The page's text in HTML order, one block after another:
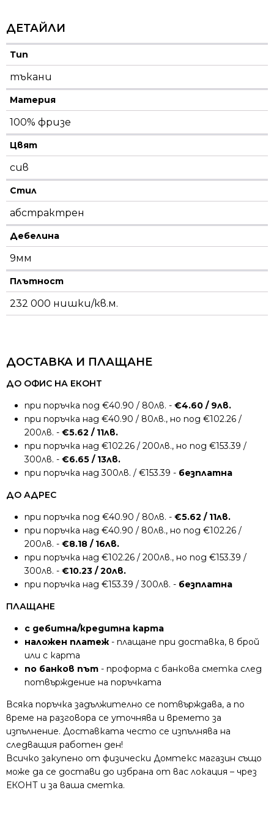
ДЕТАЙЛИ
Тип
тъкани
Материя
100% фризе
Цвят
сив
Стил
абстрактрен
Дебелина
9мм
Плътност
232 000 нишки/кв.м.
ДОСТАВКА И ПЛАЩАНЕ
ДО ОФИС НА ЕКОНТ
при поръчка под €40.90 / 80лв. - €4.60 / 9лв.
при поръчка над €40.90 / 80лв., но под €102.26 /
200лв. - €5.62 / 11лв.
при поръчка над €102.26 / 200лв., но под €153.39 /
300лв. - €6.65 / 13лв.
при поръчка над 300лв. / €153.39 - безплатна
ДО АДРЕС
при поръчка под €40.90 / 80лв. - €5.62 / 11лв.
при поръчка над €40.90 / 80лв., но под €102.26 /
200лв. - €8.18 / 16лв.
при поръчка над €102.26 / 200лв., но под €153.39 /
300лв. - €10.23 / 20лв.
при поръчка над €153.39 / 300лв. - безплатна
ПЛАЩАНЕ
с дебитна/кредитна карта
наложен платеж - плащане при доставка, в брой
или с карта
по банков път - проформа с банкова сметка след
потвърждение на поръчката
Всяка поръчка задължително се потвърждава, а по
време на разговора се уточнява и времето за
изпълнение. Доставката често се изпълнява на
следващия работен ден!
Всичко закупено от физически Домтекс магазин също
може да се достави до избрана от вас локация – чрез
ЕКОНТ и за ваша сметка.